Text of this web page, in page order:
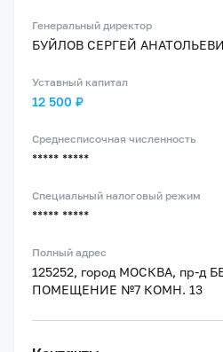
Генеральный директор
БУЙЛОВ СЕРГЕЙ
Уставный капитал
12 500 ₽
Среднесписочная численность
***** *****
Специальный налоговый режим
***** *****
Полный адрес
125252, город МОСКВА, пр-д
ПОМЕЩЕНИЕ №7 КОМН. 13